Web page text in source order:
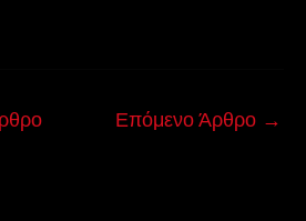
Επόμενο Άρθρο →